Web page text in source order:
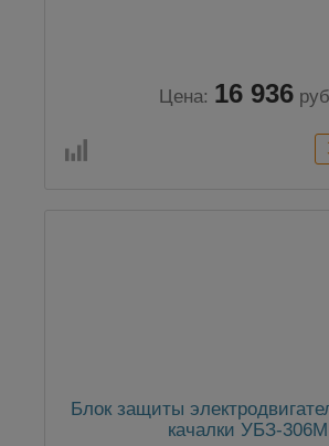
Цена: 16 936
Блок защиты
качалки УБЗ-306М